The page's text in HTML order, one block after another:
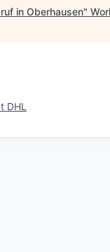
in Oberhausen"
DHL